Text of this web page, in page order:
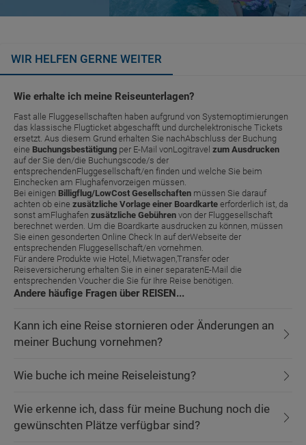
WIR HELFEN GERNE WEITER
Wie erhalte ich meine Reiseunterlagen?
Fast alle Fluggesellschaften haben aufgrund von Systemoptimierungen
das klassische Flugticket abgeschafft und durchelektronische Tickets
ersetzt. Aus diesem Grund erhalten Sie nachAbschluss der Buchung
eine Buchungsbestätigung per E-Mail vonLogitravel zum Ausdrucken
auf der Sie den/die Buchungscode/s der
entsprechendenFluggesellschaft/en finden und welche Sie beim
Einchecken am Flughafenvorzeigen müssen.
Bei einigen Billigflug/LowCost Gesellschaften müssen Sie darauf
achten ob eine zusätzliche Vorlage einer Boardkarte erforderlich ist, da
sonst amFlughafen zusätzliche Gebühren von der Fluggesellschaft
berechnet werden. Um die Boardkarte ausdrucken zu können, müssen
Sie einen gesonderten Online Check In auf derWebseite der
entsprechenden Fluggesellschaft/en vornehmen.
Für andere Produkte wie Hotel, Mietwagen,Transfer oder
Reiseversicherung erhalten Sie in einer separatenE-Mail die
entsprechenden Voucher die Sie für Ihre Reise benötigen.
Andere häufige Fragen über REISEN...
Kann ich eine Reise stornieren oder Änderungen an
meiner Buchung vornehmen?
Wie buche ich meine Reiseleistung?
Wie erkenne ich, dass für meine Buchung noch die
gewünschten Plätze verfügbar sind?